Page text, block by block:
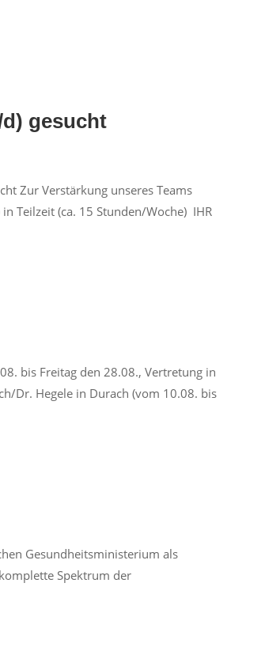
gesucht
Zur Verstärkung unseres Teams
Teilzeit (ca. 15 Stunden/Woche) IHR
bis Freitag den 28.08., Vertretung in
Dr. Hegele in Durach (vom 10.08. bis
Gesundheitsministerium als
Spektrum der